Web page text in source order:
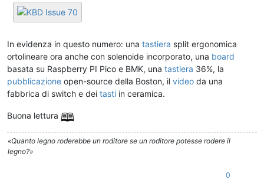
In evidenza in questo numero: una tastiera split ergonomica
ortolineare ora anche con solenoide incorporato, una board
basata su Raspberry PI Pico e BMK, una tastiera 36%, la
pubblicazione open-source della Boston, il video da una
fabbrica di switch e dei tasti in ceramica.
Buona lettura
«Quanto legno roderebbe un roditore se un roditore potesse rodere il
legno?»
0